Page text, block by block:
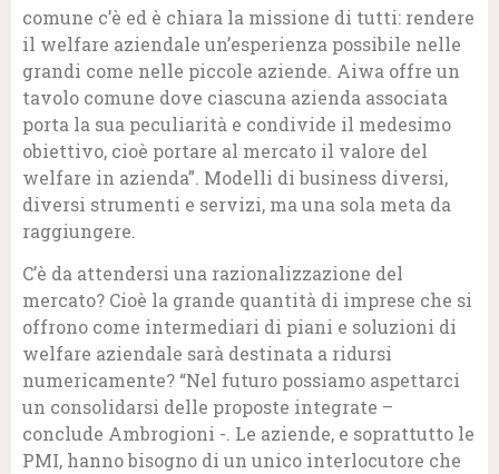
comune c’è ed è chiara la missione di tutti: rendere
il welfare aziendale un’esperienza possibile nelle
grandi come nelle piccole aziende. Aiwa offre un
tavolo comune dove ciascuna azienda associata
porta la sua peculiarità e condivide il medesimo
obiettivo, cioè portare al mercato il valore del
welfare in azienda”. Modelli di business diversi,
diversi strumenti e servizi, ma una sola meta da
raggiungere.
C’è da attendersi una razionalizzazione del
mercato? Cioè la grande quantità di imprese che si
offrono come intermediari di piani e soluzioni di
welfare aziendale sarà destinata a ridursi
numericamente? “Nel futuro possiamo aspettarci
un consolidarsi delle proposte integrate –
conclude Ambrogioni -. Le aziende, e soprattutto le
PMI, hanno bisogno di un unico interlocutore che